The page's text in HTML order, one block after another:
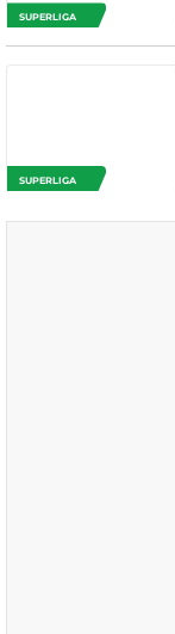
SUPERLIGA
SUPERLIGA